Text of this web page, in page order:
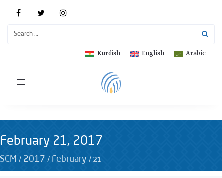
Arabic
English
Kurdish
Toggle
February 21, 2017
SCM / 2017 / February /21